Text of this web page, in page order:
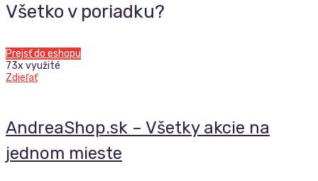
Všetko v poriadku?
Prejsť do eshopu
73x využité
Zdieľať
AndreaShop.sk – Všetky akcie na
jednom mieste